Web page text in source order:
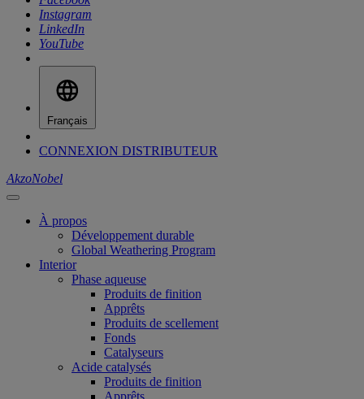
Instagram
LinkedIn
YouTube
Français
CONNEXION DISTRIBUTEUR
AkzoNobel
À propos
Développement durable
Global Weathering Program
Interior
Phase aqueuse
Produits de finition
Apprêts
Produits de scellement
Fonds
Catalyseurs
Acide catalysés
Produits de finition
Apprêts